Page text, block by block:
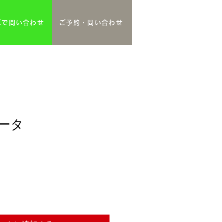
で問い合わせ ご予約・問い合わせ
タ